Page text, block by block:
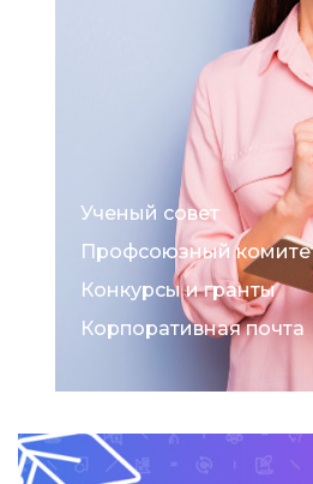
Ученый совет
Профсоюзный
Конкурсы и гранты
Корпоративная почта